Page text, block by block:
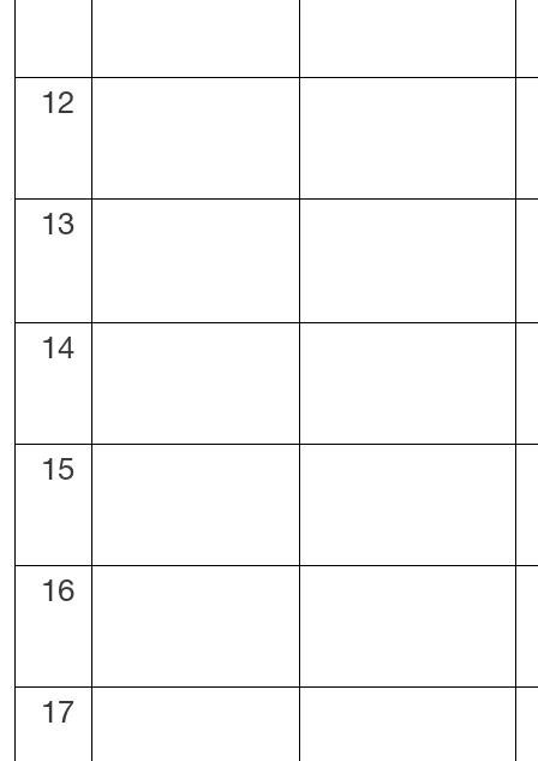
12
13
14
15
16
17